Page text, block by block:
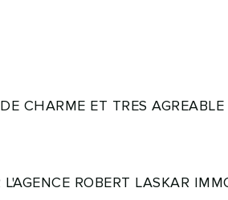
CHARME ET TRES
ROBERT LASKAR